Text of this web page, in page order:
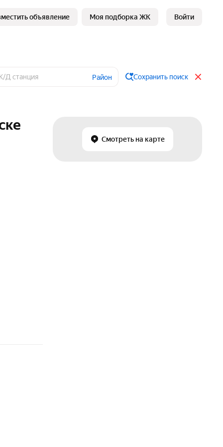
объявление Моя подборка ЖК Войти
Район Сохранить поиск
Смотреть на карте